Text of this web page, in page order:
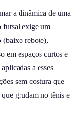
a dinâmica de uma
futsal exige um
(baixo rebote),
em espaços curtos e
a esses
sem costura que
grudam no tênis e